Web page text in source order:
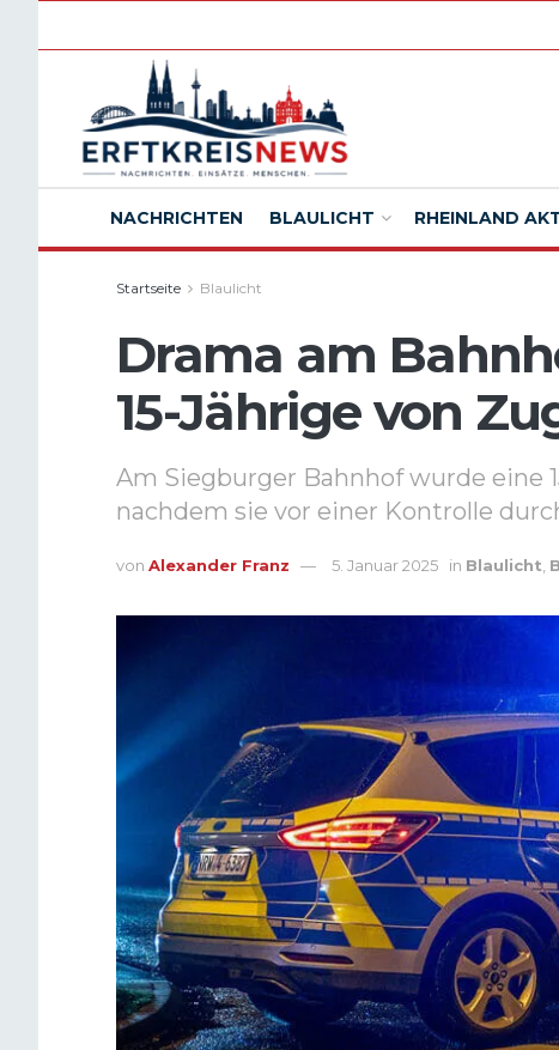
NACHRICHTEN BLAULICHT RHEINLAND
Startseite Blaulicht
Drama am
15-Jährige von
Am Siegburger Bahnhof wurde eine
nachdem sie vor einer Kontrolle
von Alexander Franz 5. Januar 2025 in Blaulicht,